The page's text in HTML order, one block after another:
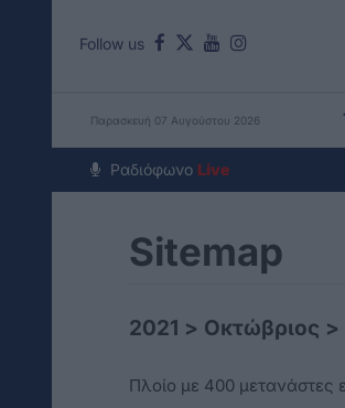
Follow us
Παρασκευή 07 Αυγούστου 2026
Ραδιόφωνο Live
Sitemap
2021 > Οκτώβριος >
Πλοίο με 400 μετανάστες